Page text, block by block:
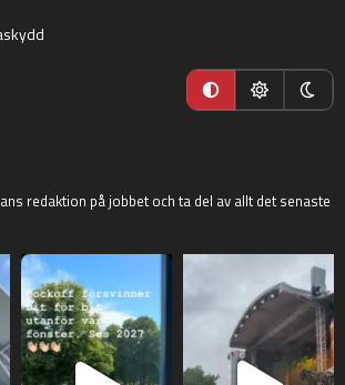
redaktion på jobbet och ta del av allt det senaste